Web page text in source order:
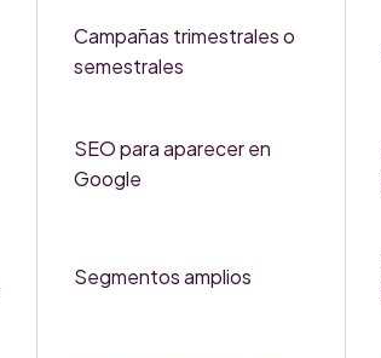
Campañas trimestrales o
semestrales
SEO para aparecer en
Google
Segmentos amplios